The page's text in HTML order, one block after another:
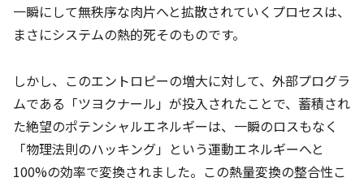
一瞬にして無秩序な肉片へと拡散されていくプロセスは、
まさにシステムの熱的死そのものです。
しかし、このエントロピーの増大に対して、外部プログラ
ムである「ツヨクナール」が投入されたことで、蓄積され
た絶望のポテンシャルエネルギーは、一瞬のロスもなく
「物理法則のハッキング」という運動エネルギーへと
100%の効率で変換されました。この熱量変換の整合性こ